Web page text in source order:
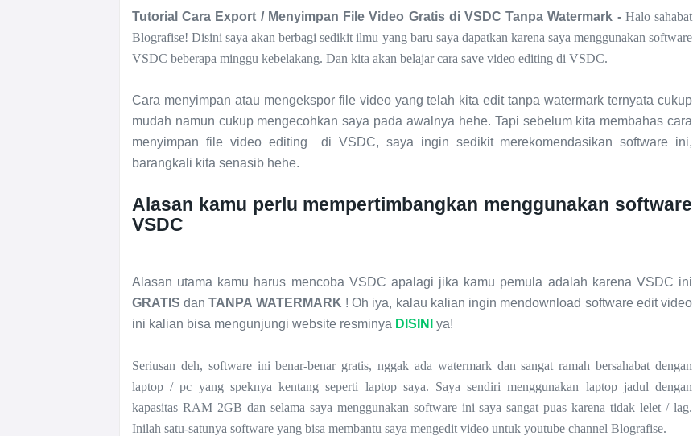
Tutorial Cara Export / Menyimpan File Video Gratis di VSDC Tanpa Watermark - Halo sahabat
Blografise! Disini saya akan berbagi sedikit ilmu yang baru saya dapatkan karena saya menggunakan software
VSDC beberapa minggu kebelakang. Dan kita akan belajar cara save video editing di VSDC.
Cara menyimpan atau mengekspor file video yang telah kita edit tanpa watermark ternyata cukup
mudah namun cukup mengecohkan saya pada awalnya hehe. Tapi sebelum kita membahas cara
menyimpan file video editing di VSDC, saya ingin sedikit merekomendasikan software ini,
barangkali kita senasib hehe.
Alasan kamu perlu mempertimbangkan menggunakan software
VSDC
Alasan utama kamu harus mencoba VSDC apalagi jika kamu pemula adalah karena VSDC ini
GRATISdanTANPA WATERMARK ! Oh iya, kalau kalian ingin mendownload software edit video
ini kalian bisa mengunjungi website resminya DISINI ya!
Seriusan deh, software ini benar-benar gratis, nggak ada watermark dan sangat ramah bersahabat dengan
laptop / pc yang speknya kentang seperti laptop saya. Saya sendiri menggunakan laptop jadul dengan
kapasitas RAM 2GB dan selama saya menggunakan software ini saya sangat puas karena tidak lelet / lag.
Inilah satu-satunya software yang bisa membantu saya mengedit video untuk youtube channel Blografise.